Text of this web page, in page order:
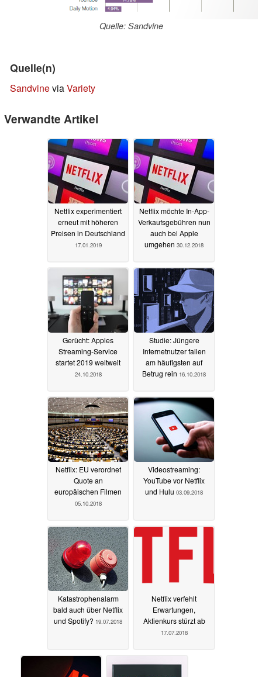
Quelle: Sandvine
Quelle(n)
SandvineviaVariety
Verwandte Artikel
Netflix experimentiert
erneut mit höheren
Preisen in Deutschland
17.01.2019
Netflix möchte In-App-
Verkaufsgebühren nun
auch bei Apple
umgehen 30.12.2018
Gerücht: Apples
Streaming-Service
startet 2019 weltweit
24.10.2018
Studie: Jüngere
Internetnutzer fallen
am häufigsten auf
Betrug rein 16.10.2018
Netflix: EU verordnet
Quote an
europäischen Filmen
05.10.2018
Videostreaming:
YouTube vor Netflix
und Hulu 03.09.2018
Katastrophenalarm
bald auch über Netflix
und Spotify? 19.07.2018
Netflix verfehlt
Erwartungen,
Aktienkurs stürzt ab
17.07.2018